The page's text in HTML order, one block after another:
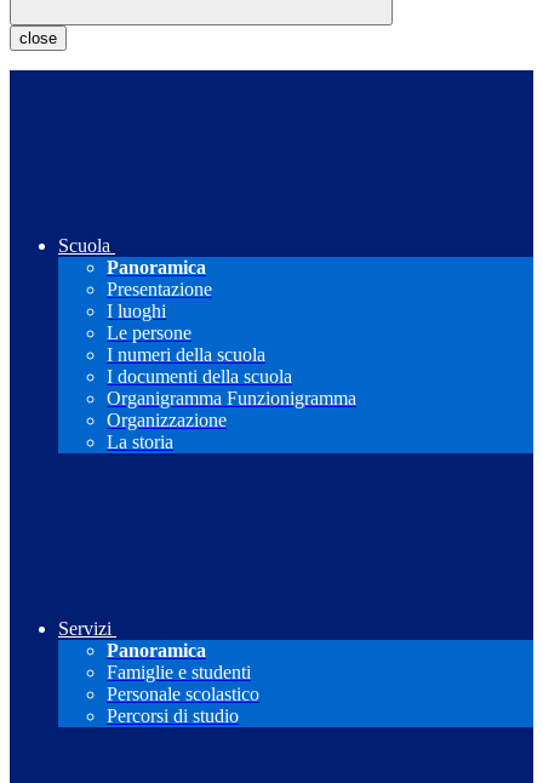
close
Scuola
Panoramica
Presentazione
I luoghi
Le persone
I numeri della scuola
I documenti della scuola
Organigramma Funzionigramma
Organizzazione
La storia
Servizi
Panoramica
Famiglie e studenti
Personale scolastico
Percorsi di studio